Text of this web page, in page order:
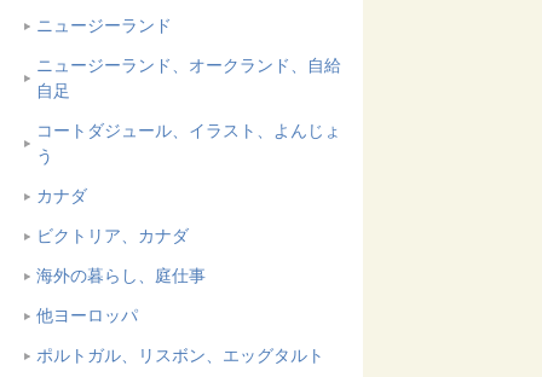
ニュージーランド
ニュージーランド、オークランド、自給
自足
コートダジュール、イラスト、よんじょ
う
カナダ
ビクトリア、カナダ
海外の暮らし、庭仕事
他ヨーロッパ
ポルトガル、リスボン、エッグタルト